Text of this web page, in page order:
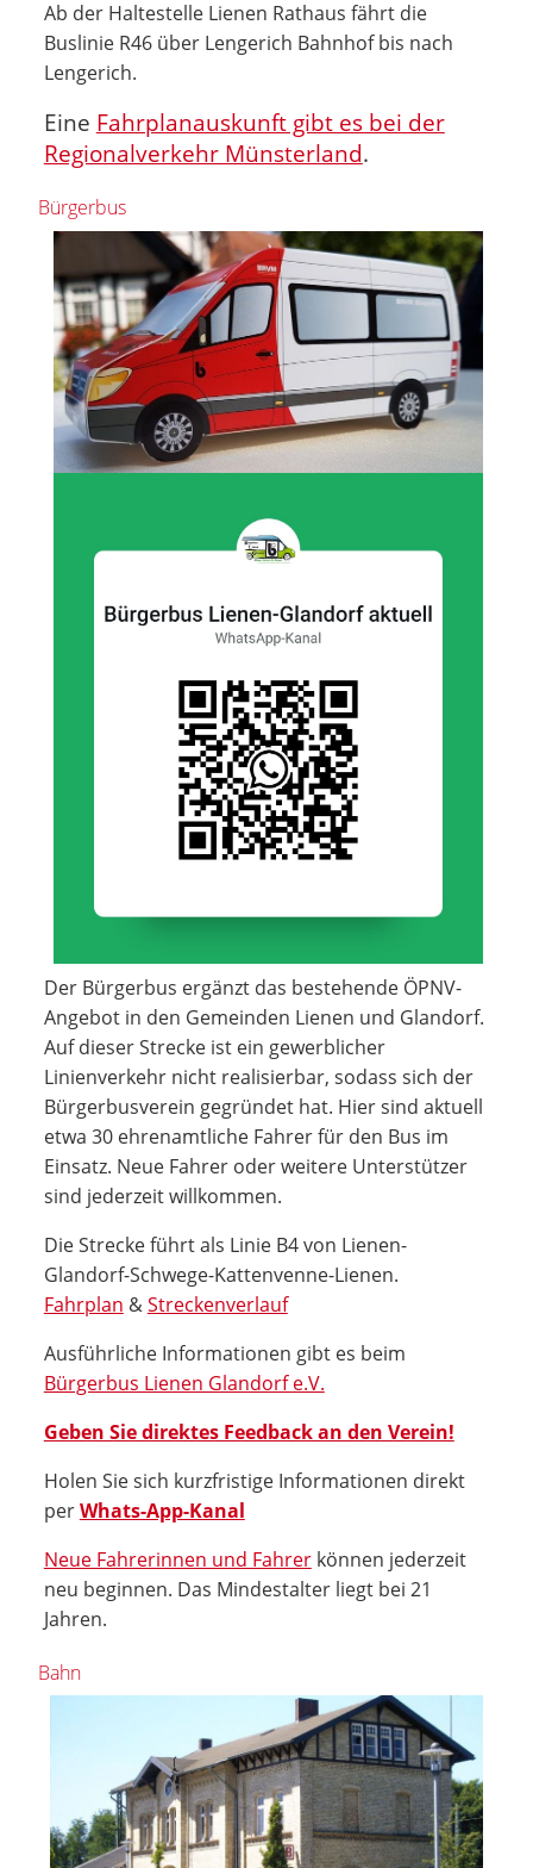
Ab der Haltestelle Lienen Rathaus fährt die
Buslinie R46 über Lengerich Bahnhof bis nach
Lengerich.
Eine Fahrplanauskunft gibt es bei der
Regionalverkehr Münsterland.
Bürgerbus
Der Bürgerbus ergänzt das bestehende ÖPNV-
Angebot in den Gemeinden Lienen und Glandorf.
Auf dieser Strecke ist ein gewerblicher
Linienverkehr nicht realisierbar, sodass sich der
Bürgerbusverein gegründet hat. Hier sind aktuell
etwa 30 ehrenamtliche Fahrer für den Bus im
Einsatz. Neue Fahrer oder weitere Unterstützer
sind jederzeit willkommen.
Die Strecke führt als Linie B4 von Lienen-
Glandorf-Schwege-Kattenvenne-Lienen.
Fahrplan &Streckenverlauf
Ausführliche Informationen gibt es beim
Bürgerbus Lienen Glandorf e.V.
Geben Sie direktes Feedback an den Verein!
Holen Sie sich kurzfristige Informationen direkt
perWhats-App-Kanal
Neue Fahrerinnen und Fahrerkönnen jederzeit
neu beginnen. Das Mindestalter liegt bei 21
Jahren.
Bahn